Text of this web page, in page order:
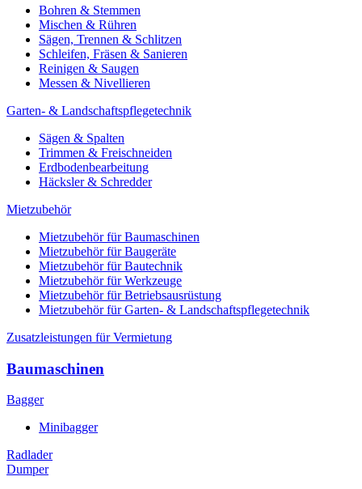
Bohren & Stemmen
Mischen & Rühren
Sägen, Trennen & Schlitzen
Schleifen, Fräsen & Sanieren
Reinigen & Saugen
Messen & Nivellieren
Garten- & Landschaftspflegetechnik
Sägen & Spalten
Trimmen & Freischneiden
Erdbodenbearbeitung
Häcksler & Schredder
Mietzubehör
Mietzubehör für Baumaschinen
Mietzubehör für Baugeräte
Mietzubehör für Bautechnik
Mietzubehör für Werkzeuge
Mietzubehör für Betriebsausrüstung
Mietzubehör für Garten- & Landschaftspflegetechnik
Zusatzleistungen für Vermietung
Baumaschinen
Bagger
Minibagger
Radlader
Dumper